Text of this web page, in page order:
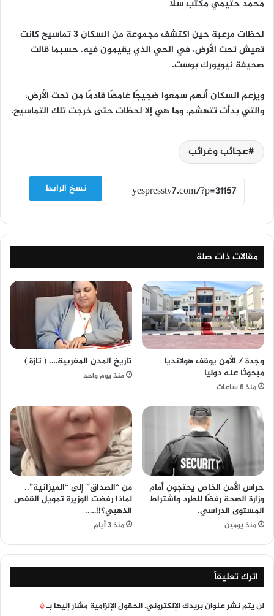
محمد حتيمي مكتب سلا
لحظات مرعبة حين اكتشف مجموعة من السكان 3 تماسيح كانت
تعيش تحت الأرض، في الحي الذي يقيمون فيه. حسبما قالت
صحيفة نيويورك بوست.
ويزعم السكان أنهم سمعوا ضجيجًا غامضًا قادمًا من تحت الأرض،
والتي بدأت تتهشم، وما هي إلا لحظات حتى خرجت تلك التماسيح.
عجائب وغرائب
نسخ الرابط
مقالات ذات صلة
وجدة / الأمن يوقف هولانديا
مبحوثا عنه دوليا
منذ 6 ساعات
تاريخ المدن المغربية…. ( تازة )
منذ يوم واحد
حراس الأمن الخاص يحتجون أمام
وزارة الصحة رفضًا للطرد واشتراط
المستوى الدراسي.
منذ يومين
من “الصداق” إلى “الميزانية”..
لماذا رفضت الوزيرة تمويل القفص
الذهبي؟!!…..
منذ 3 أيام
اترك تعليقاً
لن يتم نشر عنوان بريدك الإلكتروني.الحقول الإلزامية مشار إليها بـ*